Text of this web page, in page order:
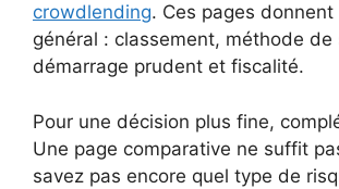
crowdlending. Ces pages donnent
général : classement, méthode de
démarrage prudent et fiscalité.
Pour une décision plus fine,
Une page comparative ne suffit
savez pas encore quel type de